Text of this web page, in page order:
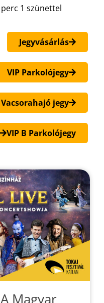
1 szünettel
Jegyvásárlás
VIP Parkolójegy
Vacsorahajó jegy
VIP B Parkolójegy
Magyar